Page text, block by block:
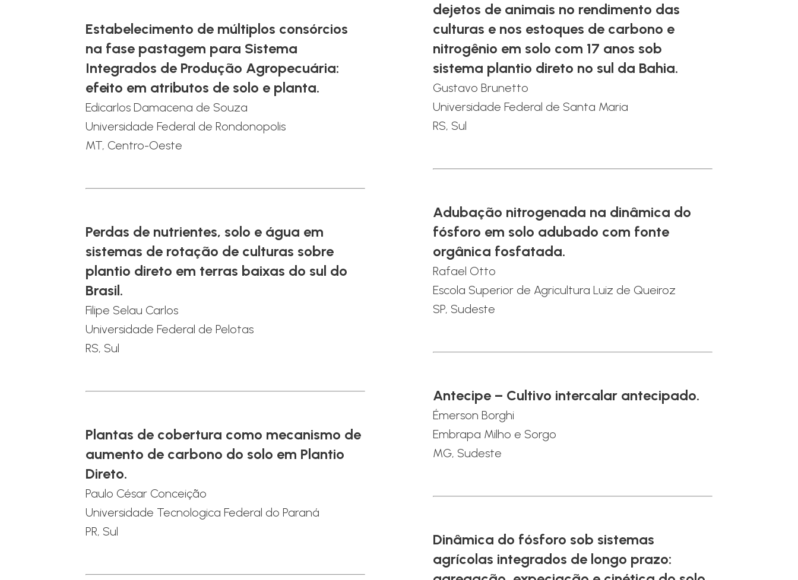
Estabelecimento de múltiplos consórcios
na fase pastagem para Sistema
Integrados de Produção Agropecuária:
efeito em atributos de solo e planta.
Edicarlos Damacena de Souza
Universidade Federal de Rondonopolis
MT, Centro-Oeste
Perdas de nutrientes, solo e água em
sistemas de rotação de culturas sobre
plantio direto em terras baixas do sul do
Brasil.
Filipe Selau Carlos
Universidade Federal de Pelotas
RS, Sul
Plantas de cobertura como mecanismo de
aumento de carbono do solo em Plantio
Direto.
Paulo César Conceição
Universidade Tecnologica Federal do Paraná
PR, Sul
dejetos de animais no rendimento das
culturas e nos estoques de carbono e
nitrogênio em solo com 17 anos sob
sistema plantio direto no sul da Bahia.
Gustavo Brunetto
Universidade Federal de Santa Maria
RS, Sul
Adubação nitrogenada na dinâmica do
fósforo em solo adubado com fonte
orgânica fosfatada.
Rafael Otto
Escola Superior de Agricultura Luiz de Queiroz
SP, Sudeste
Antecipe – Cultivo intercalar antecipado.
Émerson Borghi
Embrapa Milho e Sorgo
MG, Sudeste
Dinâmica do fósforo sob sistemas
agrícolas integrados de longo prazo: